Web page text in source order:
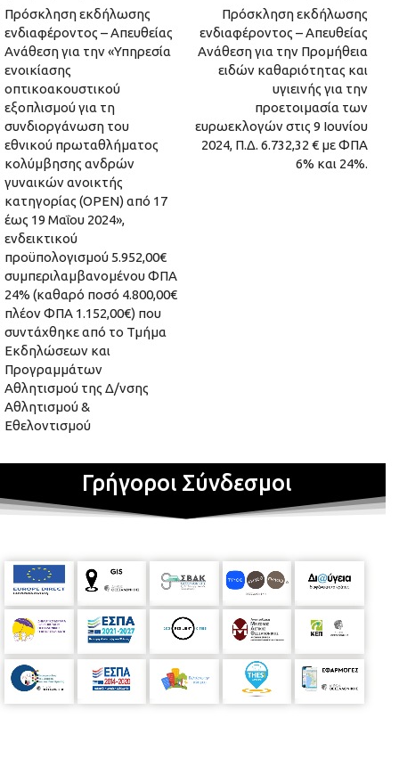
Πρόσκληση εκδήλωσης
ενδιαφέροντος – Απευθείας
Ανάθεση για την «Υπηρεσία
ενοικίασης
οπτικοακουστικού
εξοπλισμού για τη
συνδιοργάνωση του
εθνικού πρωταθλήματος
κολύμβησης ανδρών
γυναικών ανοικτής
κατηγορίας (OPEN) από 17
έως 19 Μαΐου 2024»,
ενδεικτικού
προϋπολογισμού 5.952,00€
συμπεριλαμβανομένου ΦΠΑ
24% (καθαρό ποσό 4.800,00€
πλέον ΦΠΑ 1.152,00€) που
συντάχθηκε από το Τμήμα
Εκδηλώσεων και
Προγραμμάτων
Αθλητισμού της Δ/νσης
Αθλητισμού &
Εθελοντισμού
Πρόσκληση εκδήλωσης
ενδιαφέροντος – Απευθείας
Ανάθεση για την Προμήθεια
ειδών καθαριότητας και
υγιεινής για την
προετοιμασία των
ευρωεκλογών στις 9 Ιουνίου
2024, Π.Δ. 6.732,32 € με ΦΠΑ
6% και 24%.
Γρήγοροι Σύνδεσμοι